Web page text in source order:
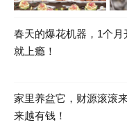
春天的爆花机器，1个月
就上瘾！
家里养盆它，财源滚滚
来越有钱！